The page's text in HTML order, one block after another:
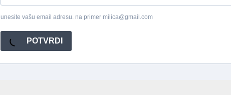
unesite vašu email adresu. na primer milica@gmail.com
POTVRDI